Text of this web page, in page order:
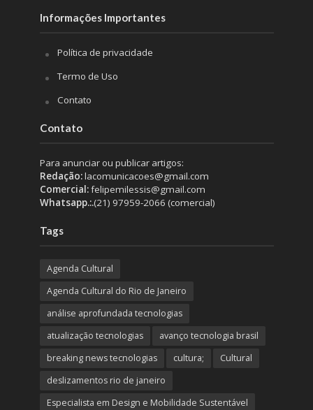
Informações Importantes
Política de privacidade
Termo de Uso
Contato
Contato
Para anunciar ou publicar artigos:
Redação:lacomunicacoes@gmail.com
Comercial:felipemilessis@gmail.com
Whatsapp.:.(21) 97959-2066 (comercial)
Tags
Agenda Cultural
Agenda Cultural do Rio de Janeiro
análise aprofundada tecnologias
atualização tecnologias
avanço tecnologia brasil
breaking news tecnologias
cultura;
Cultural
deslizamentos rio de janeiro
Especialista em Design e Mobilidade Sustentável